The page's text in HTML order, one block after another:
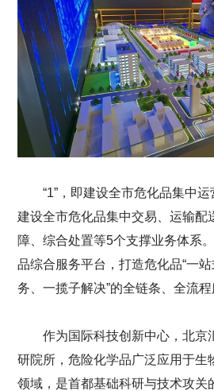
“1”，即建设全市危化品集中运
建设全市危化品集中交易、运输配
障、综合处置等5个支撑业务体系
品综合服务平台，打造危化品“一
务、一揽子解决”的全链条、全流程
作为国际科技创新中心，北京
研院所，危险化学品广泛应用于生
领域，是首都基础科研与技术攻关